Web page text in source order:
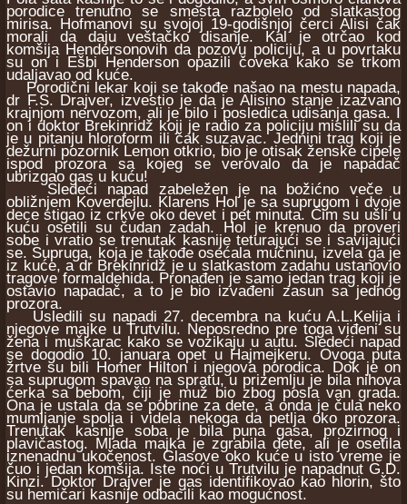
porodice trenutno se smesta razbolelo od slatkastog
mirisa. Hofmanovi su svojoj 19-godišnjoj čerci Alisi čak
morali da daju veštačko disanje. Kal je otrčao kod
komšija Hendersonovih da pozovu policiju, a u povrtaku
su on i Ešbi Henderson opazili čoveka kako se trkom
udaljavao od kuće.
Porodični lekar koji se takođe našao na mestu napada,
dr F.S. Drajver, izvestio je da je Alisino stanje izazvano
krajnjom nervozom, ali je bilo i posledica udisanja gasa. I
on i doktor Brekinridž koji je radio za policiju mislili su da
je u pitanju hloroform ili čak suzavac. Jednini trag koji je
dežurni pozornik Lemon otkrio, bio je otisak ženske cipele
ispod prozora sa kojeg se verovalo da je napadač
ubrizgao gas u kuću!
Sledeći napad zabeležen je na božićno veče u
obližnjem Koverdejlu. Klarens Hol je sa suprugom i dvoje
dece stigao iz crkve oko devet i pet minuta. Čim su ušli u
kuću osetili su čudan zadah. Hol je krenuo da proveri
sobe i vratio se trenutak kasnije teturajući se i savijajući
se. Supruga, koja je takođe osećala mučninu, izvela ga je
iz kuće, a dr Brekinridž je u slatkastom zadahu ustanovio
tragove formaldehida. Pronađen je samo jedan trag koji je
ostavio napadač, a to je bio izvađeni zasun sa jednog
prozora.
Usledili su napadi 27. decembra na kuću A.L.Kelija i
njegove majke u Trutvilu. Neposredno pre toga viđeni su
žena i muškarac kako se vozikaju u autu. Sledeći napad
se dogodio 10. januara opet u Hajmejkeru. Ovoga puta
žrtve su bili Homer Hilton i njegova porodica. Dok je on
sa suprugom spavao na spratu, u prizemlju je bila nihova
ćerka sa bebom, čiji je muž bio zbog posla van grada.
Ona je ustala da se pobrine za dete, a onda je čula neko
mumljanje spolja i videla nekoga da petlja oko prozora.
Trenutak kasnije soba je bila puna gasa, prozirnog i
plavičastog. Mlada majka je zgrabila dete, ali je osetila
iznenadnu ukočenost. Glasove oko kuće u isto vreme je
čuo i jedan komšija. Iste noći u Trutvilu je napadnut G.D.
Kinzi. Doktor Drajver je gas identifikovao kao hlorin, što
su hemičari kasnije odbacili kao mogućnost.